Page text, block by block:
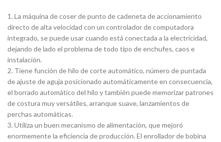
1. La máquina de coser de punto de cadeneta de accionamiento
directo de alta velocidad con un controlador de computadora
integrado, se puede usar cuando está conectada a la electricidad,
dejando de lado el problema de todo tipo de enchufes, caos e
instalación.
2. Tiene función de hilo de corte automático, número de puntada
de ajuste de aguja posicionado automáticamente en consecuencia,
el borrado automático del hilo y también puede memorizar patrones
de costura muy versátiles, arranque suave, lanzamientos de
perchas automáticas.
3. Utiliza un buen mecanismo de alimentación, que mejoró
enormemente la eficiencia de producción. El enrollador de bobina